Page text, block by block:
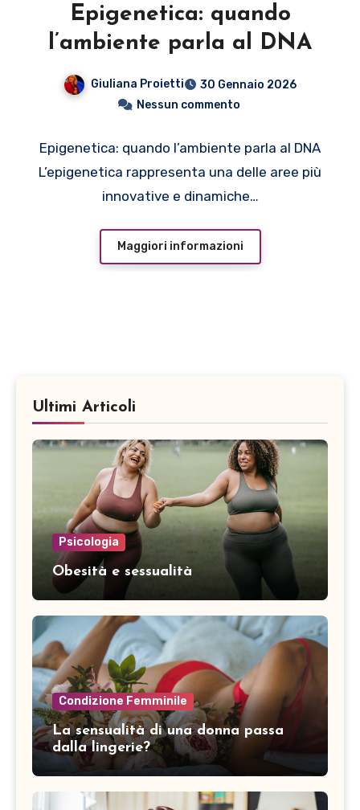
Epigenetica: quando
l’ambiente parla al DNA
Giuliana Proietti
30 Gennaio 2026
Nessun commento
Epigenetica: quando l’ambiente parla al DNA
L’epigenetica rappresenta una delle aree più
innovative e dinamiche…
Maggiori informazioni
Ultimi Articoli
Psicologia
Obesità e sessualità
Condizione Femminile
La sensualità di una donna passa
dalla lingerie?